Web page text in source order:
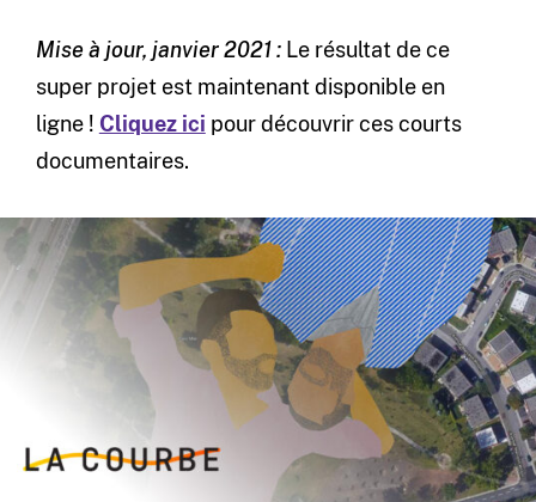
Mise à jour, janvier 2021 :Le résultat de ce
super projet est maintenant disponible en
ligne ! Cliquez ici pour découvrir ces courts
documentaires.